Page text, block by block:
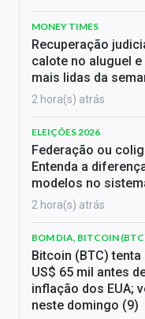
MONEY TIMES
Recuperação
calote no aluguel e
mais lidas da
2 hora(s) atrás
ELEIÇÕES 2026
Federação ou
Entenda a
modelos no
2 hora(s) atrás
BOM DIA, BITCOIN
Bitcoin (BTC)
US$ 65 mil antes
inflação dos EUA;
neste domingo (9)